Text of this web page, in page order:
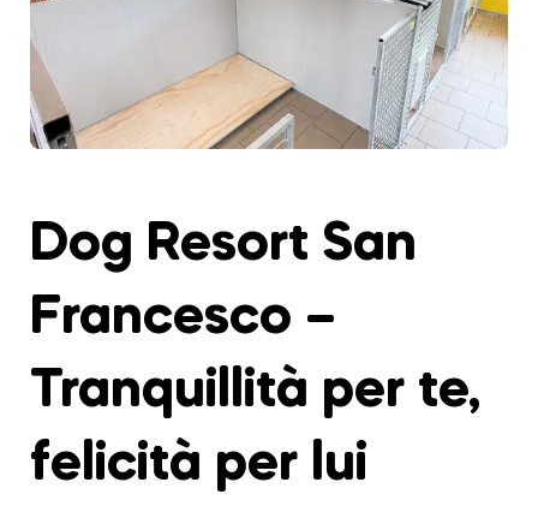
Dog Resort San
Francesco –
Tranquillità per te,
felicità per lui